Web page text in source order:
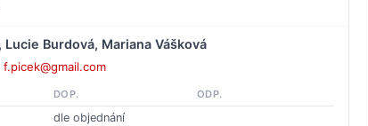
Lucie Burdová, Mariana Vášková
f.picek@gmail.com
DOP. ODP.
dle objednání